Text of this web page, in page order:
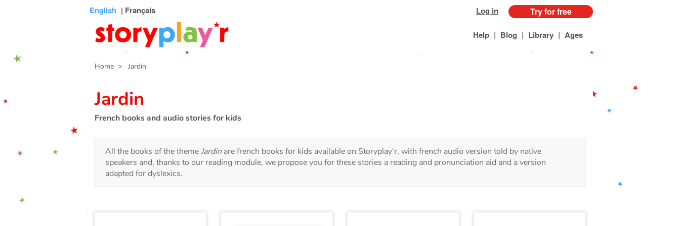
English | Français Log in Try for free
Help | Blog | Library | Ages
Home > Jardin
Jardin
French books and audio stories for kids
All the books of the themeJardinare french books for kids available on Storyplay'r, with french audio version told by native
speakers and, thanks to our reading module, we propose you for these stories a reading and pronunciation aid and a version
adapted for dyslexics.